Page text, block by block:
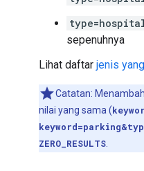
sepenuhnya
Lihat daftar jenis
Catatan:
nilai yang sama (
ZERO_RESULTS